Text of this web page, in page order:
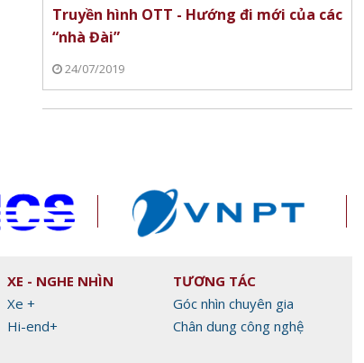
Truyền hình OTT - Hướng đi mới của các
“nhà Đài”
24/07/2019
XE - NGHE NHÌN
Xe +
Hi-end+
TƯƠNG TÁC
Góc nhìn chuyên gia
Chân dung công nghệ